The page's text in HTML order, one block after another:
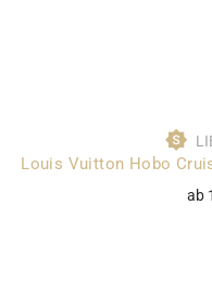
Louis Vuitton Hobo
ab